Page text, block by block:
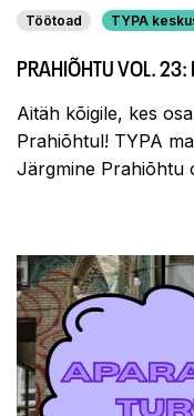
Töötoad TYPA
PRAHIÕHTU VOL.
Aitäh kõigile, kes
Prahiõhtul! TYPA
Järgmine Prahiōhtu